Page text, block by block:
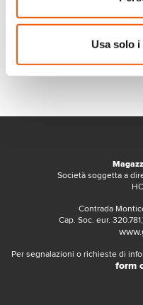
Usa solo
Società soggetta a
Contrada
Cap. Soc. eur.
Per segnalazioni o richieste di
form